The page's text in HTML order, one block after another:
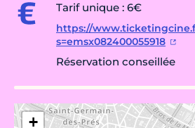
Tarif unique : 6€
https://
s=emsx082400055918
Réservation conseillée
+